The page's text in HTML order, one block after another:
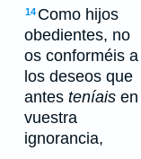
14 Como hijos
obedientes, no
os conforméis a
los deseos que
antes teníais en
vuestra
ignorancia,